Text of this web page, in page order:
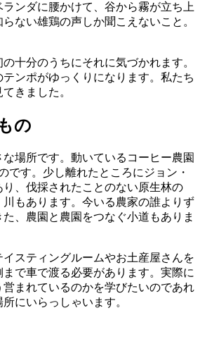
ンダに腰かけて、谷から霧が立ち上
ない雄鶏の声しか聞こえないこと。
十分のうちにそれに気づかれます。
ンポがゆっくりになります。私たち
きました。
の
な場所です。動いているコーヒー農園
です。少し離れたところにジョン・
、伐採されたことのない原生林の
もあります。今いる農家の誰よりず
、農園と農園をつなぐ小道もありま
スティングルームやお土産屋さんを
で車で渡る必要があります。実際に
まれているのかを学びたいのであれ
にいらっしゃいます。